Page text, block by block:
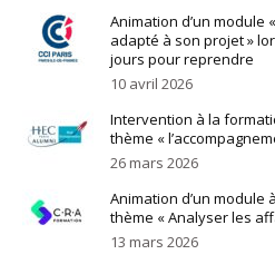
Animation d’un module
adapté à son projet »
jours pour reprendre
10 avril 2026
Intervention à la
thème «
26 mars 2026
Animation d’un module
thème « Analyser les
13 mars 2026